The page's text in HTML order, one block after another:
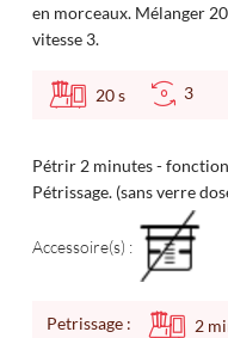
en morceaux. Mélanger
vitesse 3.
20s 3
Pétrir 2 minutes - fonction
Pétrissage. (sans verre
Accessoire(s) :
Petrissage : 2